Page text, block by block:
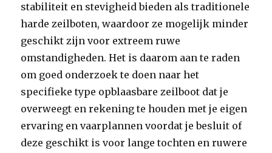
stabiliteit en stevigheid bieden als traditionele
harde zeilboten, waardoor ze mogelijk minder
geschikt zijn voor extreem ruwe
omstandigheden. Het is daarom aan te raden
om goed onderzoek te doen naar het
specifieke type opblaasbare zeilboot dat je
overweegt en rekening te houden met je eigen
ervaring en vaarplannen voordat je besluit of
deze geschikt is voor lange tochten en ruwere